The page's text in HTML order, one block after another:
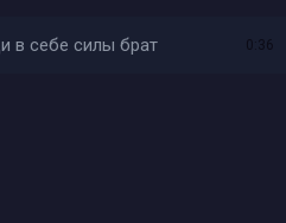
в себе силы брат 0:36